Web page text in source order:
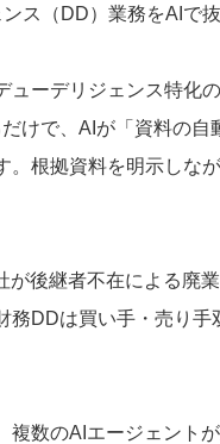
ス（DD）業務をAIで
ーデリジェンス特化
けで、AIが「資料の
根拠資料を明示しな
後継者不在による廃
DDは買い手・売り
数のAIエージェント